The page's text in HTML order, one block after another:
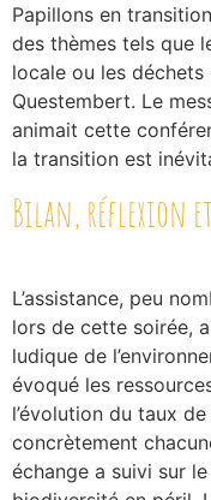
Papillons en
des thèmes tels que
locale ou les
Questembert. Le
animait cette
la transition est
Bilan, réflexion
L’assistance, peu
lors de cette soirée,
ludique de
évoqué les
l’évolution du taux
concrètement
échange a suivi sur